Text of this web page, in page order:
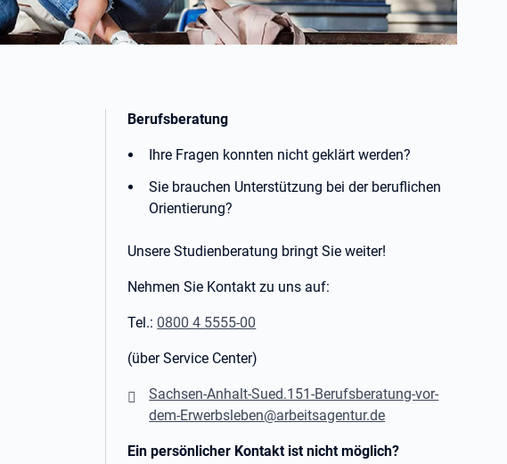
Berufsberatung
Ihre Fragen konnten nicht geklärt werden?
Sie brauchen Unterstützung bei der beruflichen
Orientierung?
Unsere Studienberatung bringt Sie weiter!
Nehmen Sie Kontakt zu uns auf:
Tel.: 0800 4 5555-00
(über Service Center)
Sachsen-Anhalt-Sued.151-Berufsberatung-vor-
dem-Erwerbsleben@arbeitsagentur.de
Ein persönlicher Kontakt ist nicht möglich?